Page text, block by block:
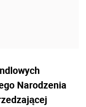
Narodzenia